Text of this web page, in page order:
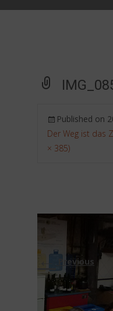
Published on
Der Weg ist das
× 385)
← Previous